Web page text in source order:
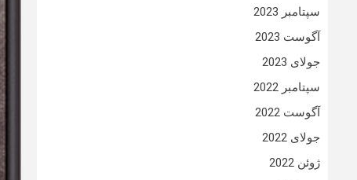
سپتامبر 2023
آگوست 2023
جولای 2023
سپتامبر 2022
آگوست 2022
جولای 2022
ژوئن 2022